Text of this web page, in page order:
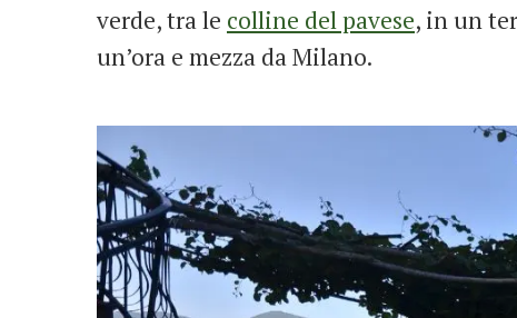
verde, tra le colline del pavese, in un
un’ora e mezza da Milano.